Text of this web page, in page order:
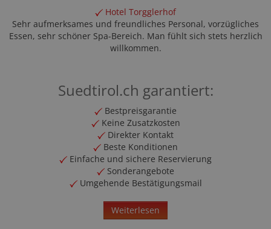
Hotel Torgglerhof
Sehr aufmerksames und freundliches Personal, vorzügliches
Essen, sehr schöner Spa-Bereich. Man fühlt sich stets herzlich
willkommen.
Suedtirol.ch garantiert:
Bestpreisgarantie
Keine Zusatzkosten
Direkter Kontakt
Beste Konditionen
Einfache und sichere Reservierung
Sonderangebote
Umgehende Bestätigungsmail
Weiterlesen